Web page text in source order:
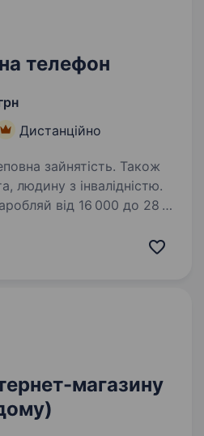
телефон
Дистанційно
зайнятість. Також
людину з інвалідністю.
від 16 000 до 28
магазину